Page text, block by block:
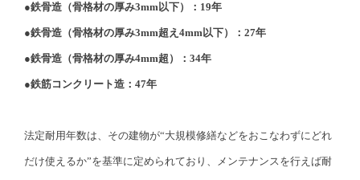
●鉄骨造（骨格材の厚み3mm以下）：19年
●鉄骨造（骨格材の厚み3mm超え4mm以下）：27年
●鉄骨造（骨格材の厚み4mm超）：34年
●鉄筋コンクリート造：47年
法定耐用年数は、その建物が“大規模修繕などをおこなわずにどれ
だけ使えるか”を基準に定められており、メンテナンスを行えば耐